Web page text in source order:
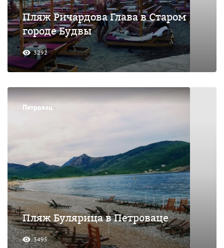
Пляж Ричардова Глава в Старом
городе Будвы
3292
Петровац
Пляж Булярица в Петроваце
3495